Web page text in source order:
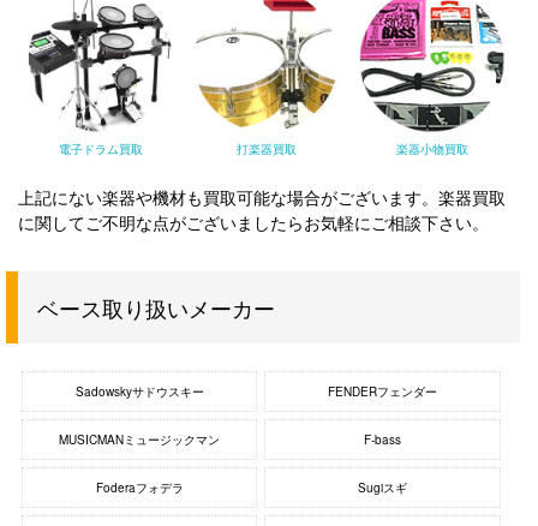
電子ドラム買取 打楽器買取 楽器小物買取
上記にない楽器や機材も買取可能な場合がございます。楽器買取
に関してご不明な点がございましたらお気軽にご相談下さい。
ベース取り扱いメーカー
Sadowskyサドウスキー FENDERフェンダー
MUSICMANミュージックマン F-bass
Foderaフォデラ Sugiスギ